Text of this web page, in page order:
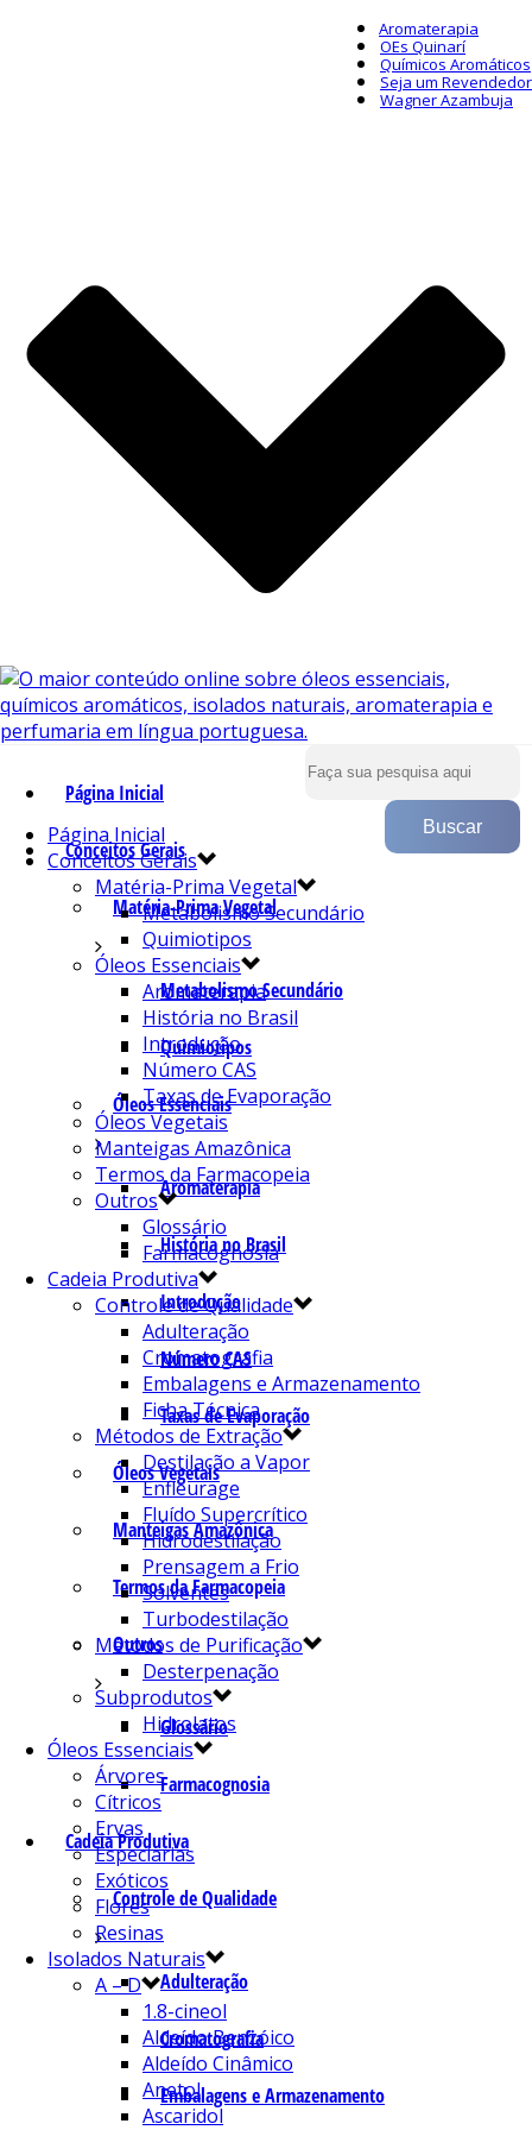
Aromaterapia
OEs Quinarí
Químicos Aromáticos
Seja um Revendedor
Wagner Azambuja
Página Inicial
Conceitos Gerais
Matéria-Prima Vegetal
Metabolismo Secundário
Quimiotipos
Óleos Essenciais
Aromaterapia
História no Brasil
Introdução
Número CAS
Taxas de Evaporação
Óleos Vegetais
Manteigas Amazônica
Termos da Farmacopeia
Outros
Glossário
Farmacognosia
Cadeia Produtiva
Controle de Qualidade
Adulteração
Cromatografia
Embalagens e Armazenamento
Página Inicial
Conceitos Gerais
Matéria-Prima Vegetal
Metabolismo Secundário
Quimiotipos
Óleos Essenciais
Aromaterapia
História no Brasil
Introdução
Número CAS
Taxas de Evaporação
Óleos Vegetais
Manteigas Amazônica
Termos da Farmacopeia
Outros
Glossário
Farmacognosia
Cadeia Produtiva
Controle de Qualidade
Adulteração
Cromatografia
Embalagens e Armazenamento
Ficha Técnica
Métodos de Extração
Destilação a Vapor
Enfleurage
Fluído Supercrítico
Hidrodestilação
Prensagem a Frio
Solventes
Turbodestilação
Métodos de Purificação
Desterpenação
Subprodutos
Hidrolatos
Óleos Essenciais
Árvores
Cítricos
Ervas
Especiarias
Exóticos
Flores
Resinas
Isolados Naturais
A – D
1.8-cineol
Aldeído Benzóico
Aldeído Cinâmico
Anetol
Ascaridol